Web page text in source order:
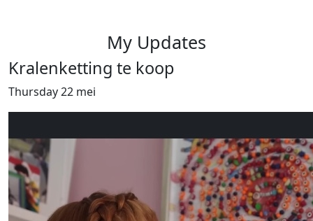
My Updates
Kralenketting te koop
Thursday 22 mei